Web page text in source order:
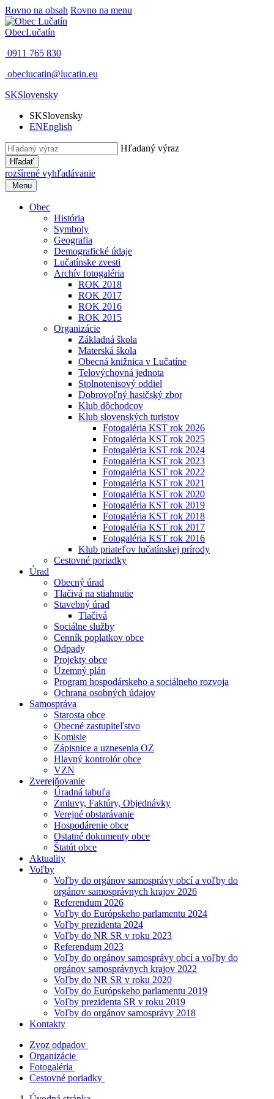
Rovno na obsah Rovno na menu
ObecLučatín
0911 765 830
obeclucatin@lucatin.eu
SKSlovensky
SKSlovensky
ENEnglish
Hľadaný výraz
Hľadať
rozšírené vyhľadávanie
Menu
Obec
História
Symboly
Geografia
Demografické údaje
Lučatínske zvesti
Archív fotogaléria
ROK 2018
ROK 2017
ROK 2016
ROK 2015
Organizácie
Základná škola
Materská škola
Obecná knižnica v Lučatíne
Telovýchovná jednota
Stolnotenisový oddiel
Dobrovoľný hasičský zbor
Klub dôchodcov
Klub slovenských turistov
Fotogaléria KST rok 2026
Fotogaléria KST rok 2025
Fotogaléria KST rok 2024
Fotogaléria KST rok 2023
Fotogaléria KST rok 2022
Fotogaléria KST rok 2021
Fotogaléria KST rok 2020
Fotogaléria KST rok 2019
Fotogaléria KST rok 2018
Fotogaléria KST rok 2017
Fotogaléria KST rok 2016
Klub priateľov lučatínskej prírody
Cestovné poriadky
Úrad
Obecný úrad
Tlačivá na stiahnutie
Stavebný úrad
Tlačivá
Sociálne služby
Cenník poplatkov obce
Odpady
Projekty obce
Územný plán
Program hospodárskeho a sociálneho rozvoja
Ochrana osobných údajov
Samospráva
Starosta obce
Obecné zastupiteľstvo
Komisie
Zápisnice a uznesenia OZ
Hlavný kontrolór obce
VZN
Zverejňovanie
Úradná tabuľa
Zmluvy, Faktúry, Objednávky
Verejné obstarávanie
Hospodárenie obce
Ostatné dokumenty obce
Štatút obce
Aktuality
Voľby
Voľby do orgánov samosprávy obcí a voľby do
orgánov samosprávnych krajov 2026
Referendum 2026
Voľby do Európskeho parlamentu 2024
Voľby prezidenta 2024
Voľby do NR SR v roku 2023
Referendum 2023
Voľby do orgánov samosprávy obcí a voľby do
orgánov samosprávnych krajov 2022
Voľby do NR SR v roku 2020
Voľby do Európskeho parlamentu 2019
Voľby prezidenta SR v roku 2019
Voľby do orgánov samosprávy 2018
Kontakty
Zvoz odpadov
Organizácie
Fotogaléria
Cestovné poriadky